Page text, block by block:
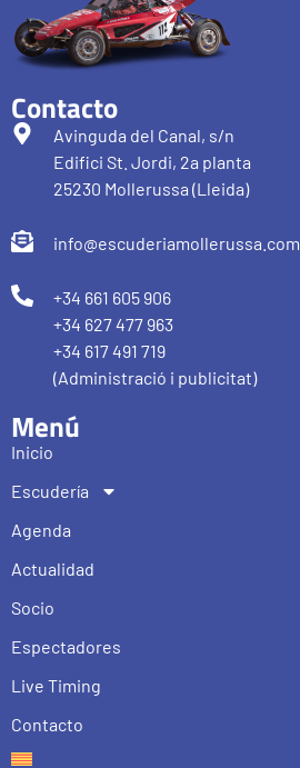
Contacto
Avinguda del Canal, s/n
Edifici St. Jordi, 2a planta
25230 Mollerussa (Lleida)
info@escuderiamollerussa.com
+34 661 605 906
+34 627 477 963
+34 617 491 719
(Administració i publicitat)
Menú
Inicio
Escudería
Agenda
Actualidad
Socio
Espectadores
Live Timing
Contacto